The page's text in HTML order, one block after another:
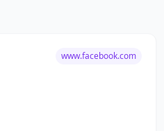
www.facebook.com